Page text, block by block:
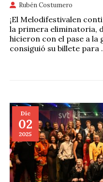
Rubén Costumero
¡El Melodifestivalen
la primera eliminatoria,
hicieron con el pase a la
consiguió su billete para
Dic
02
2025